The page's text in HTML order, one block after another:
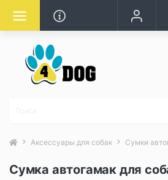
Аксессуары для собак Сумки
Сумка автогамак для